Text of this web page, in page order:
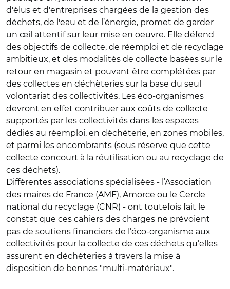
d'élus et d'entreprises chargées de la gestion des
déchets, de l'eau et de l’énergie, promet de garder
un œil attentif sur leur mise en oeuvre. Elle défend
des objectifs de collecte, de réemploi et de recyclage
ambitieux, et des modalités de collecte basées sur le
retour en magasin et pouvant être complétées par
des collectes en déchèteries sur la base du seul
volontariat des collectivités. Les éco-organismes
devront en effet contribuer aux coûts de collecte
supportés par les collectivités dans les espaces
dédiés au réemploi, en déchèterie, en zones mobiles,
et parmi les encombrants (sous réserve que cette
collecte concourt à la réutilisation ou au recyclage de
ces déchets).
Différentes associations spécialisées - l’Association
des maires de France (AMF), Amorce ou le Cercle
national du recyclage (CNR) - ont toutefois fait le
constat que ces cahiers des charges ne prévoient
pas de soutiens financiers de l’éco-organisme aux
collectivités pour la collecte de ces déchets qu’elles
assurent en déchèteries à travers la mise à
disposition de bennes "multi-matériaux".